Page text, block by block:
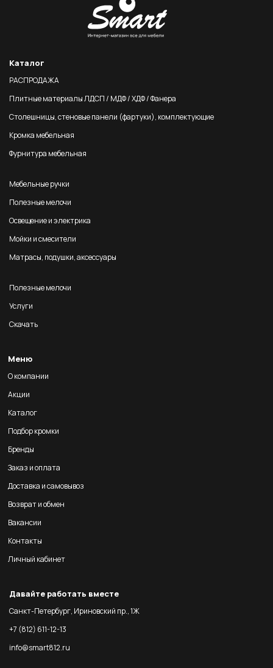
Каталог
РАСПРОДАЖА
Плитные материалы ЛДСП / МДФ / ХДФ / Фанера
Столешницы, стеновые панели (фартуки), комплектующие
Кромка мебельная
Фурнитура мебельная
Мебельные ручки
Полезные мелочи
Освещение и электрика
Мойки и смесители
Матрасы, подушки, аксессуары
Полезные мелочи
Услуги
Скачать
Меню
О компании
Акции
Каталог
Подбор кромки
Бренды
Заказ и оплата
Доставка и самовывоз
Возврат и обмен
Вакансии
Контакты
Личный кабинет
Давайте работать вместе
Санкт-Петербург, Ириновский пр., 1Ж
+7 (812) 611-12-13
info@smart812.ru